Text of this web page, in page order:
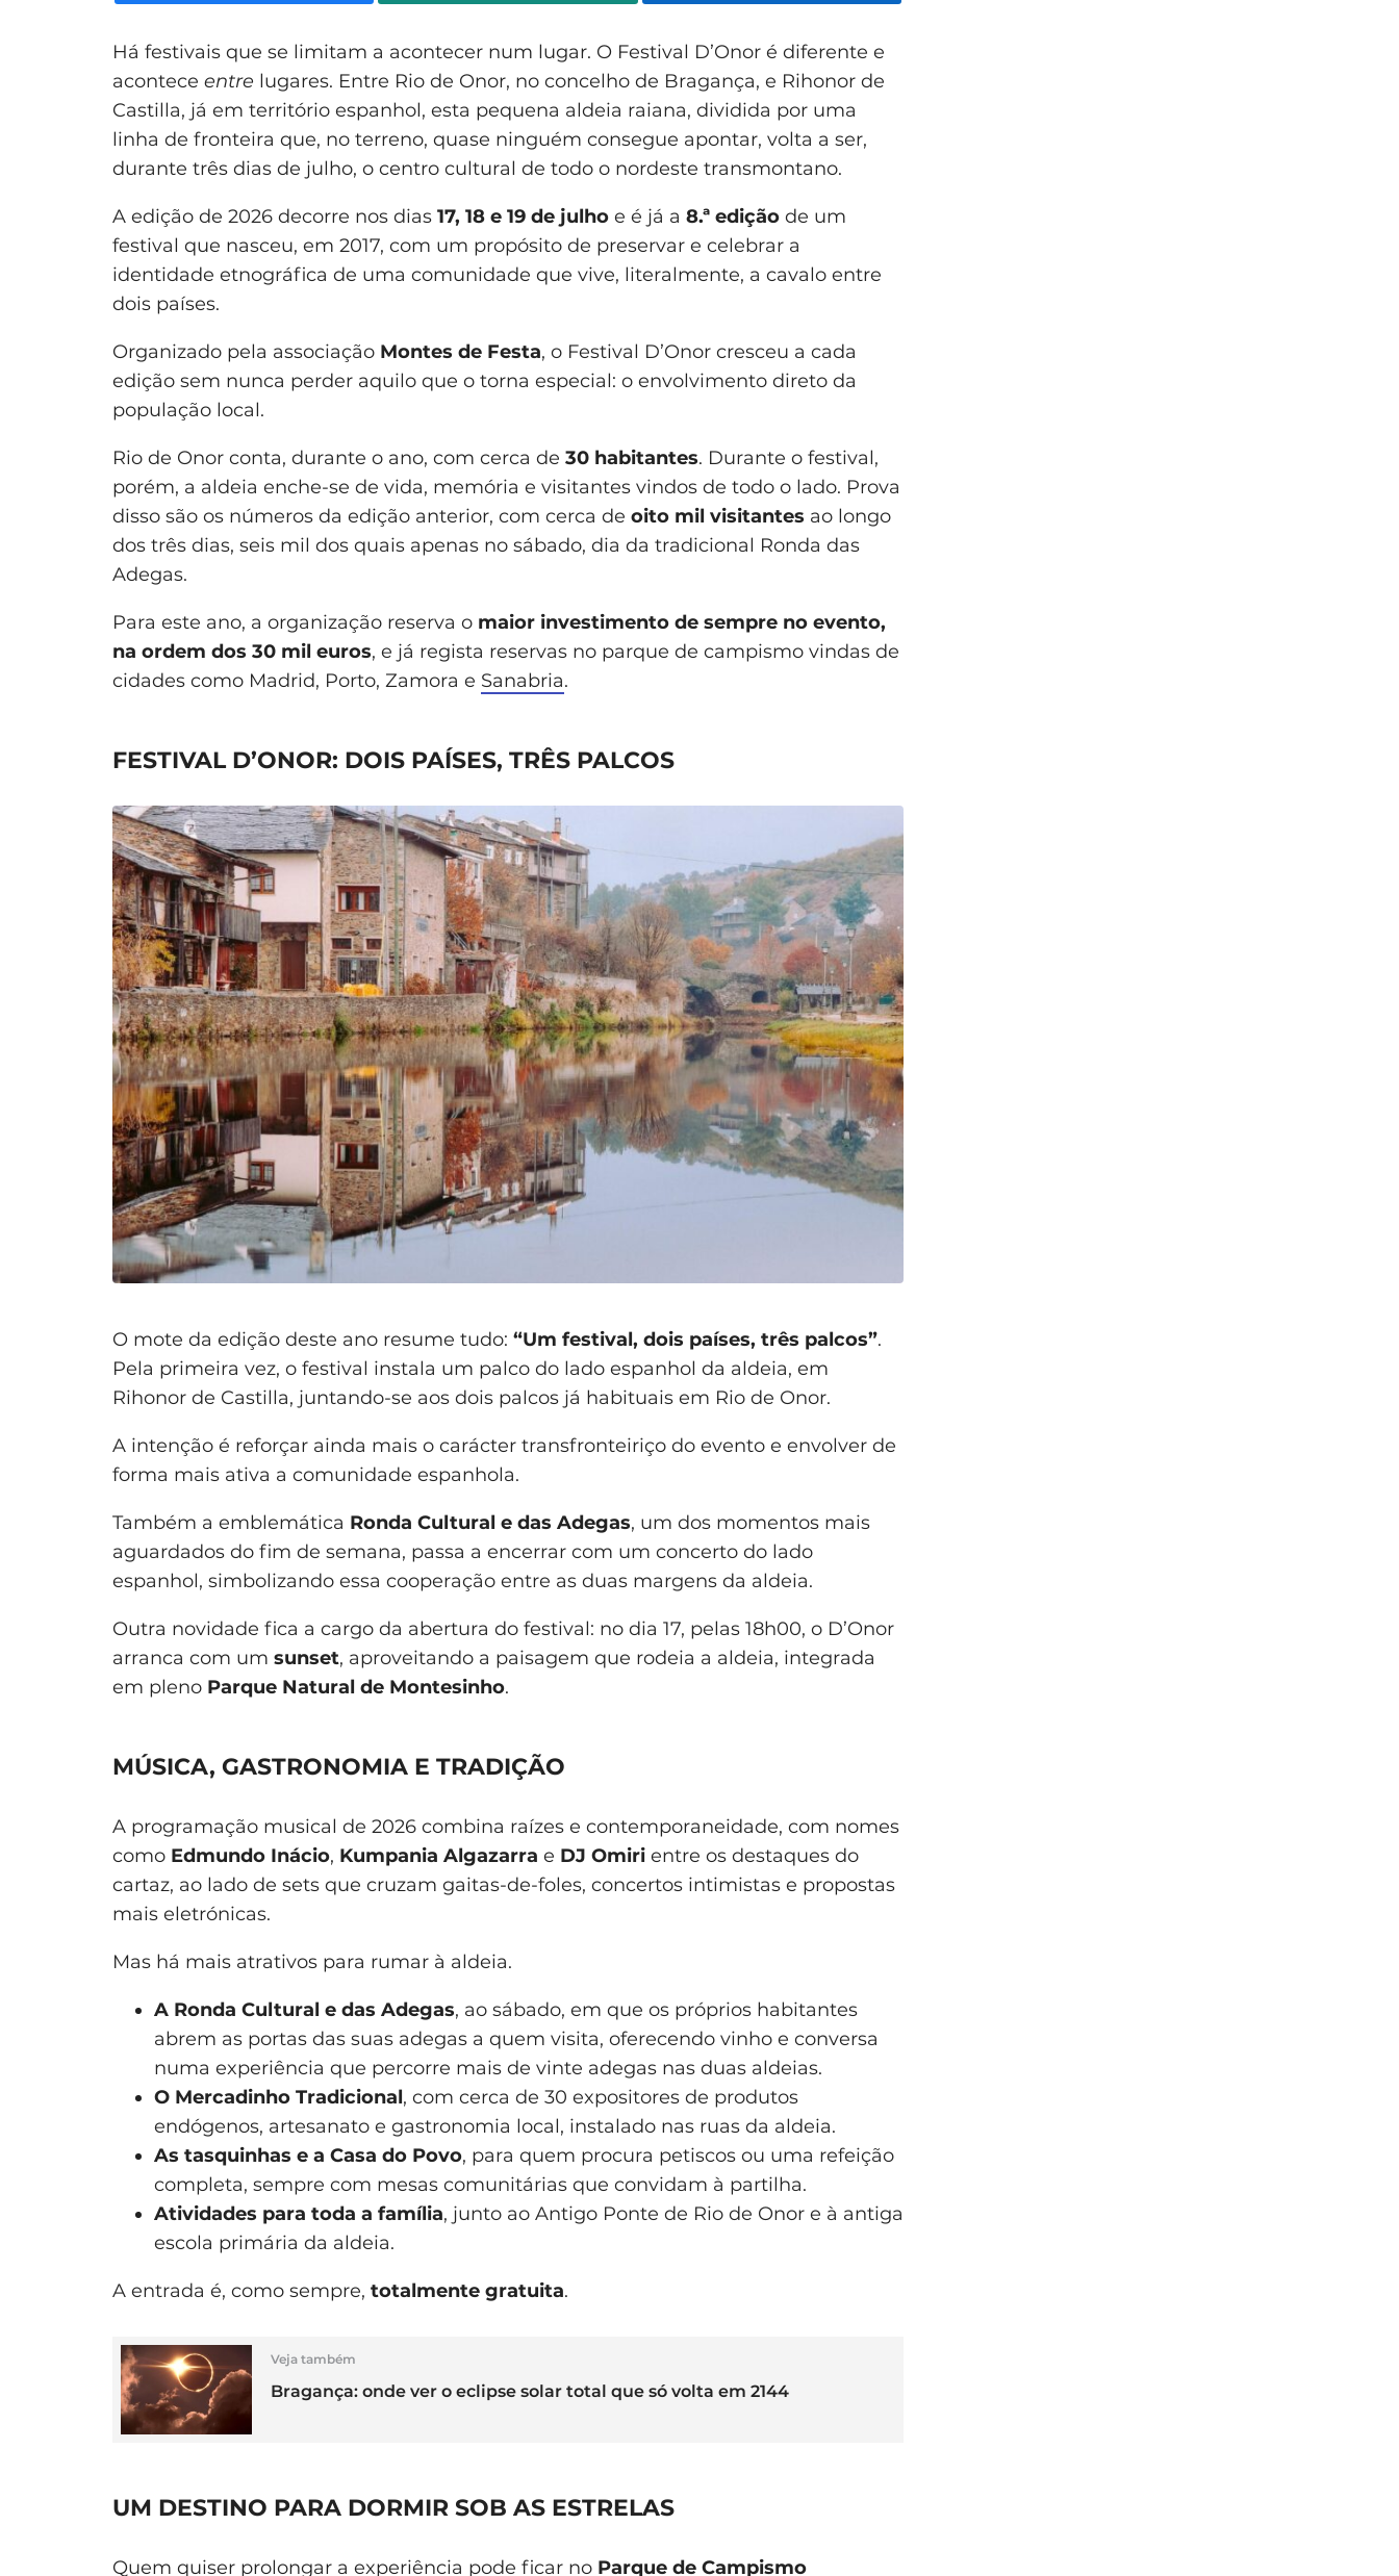
Há festivais que se limitam a acontecer num lugar. O Festival D’Onor é diferente e
acontece entre lugares. Entre Rio de Onor, no concelho de Bragança, e Rihonor de
Castilla, já em território espanhol, esta pequena aldeia raiana, dividida por uma
linha de fronteira que, no terreno, quase ninguém consegue apontar, volta a ser,
durante três dias de julho, o centro cultural de todo o nordeste transmontano.
A edição de 2026 decorre nos dias 17, 18 e 19 de julho e é já a 8.ª edição de um
festival que nasceu, em 2017, com um propósito de preservar e celebrar a
identidade etnográfica de uma comunidade que vive, literalmente, a cavalo entre
dois países.
Organizado pela associação Montes de Festa, o Festival D’Onor cresceu a cada
edição sem nunca perder aquilo que o torna especial: o envolvimento direto da
população local.
Rio de Onor conta, durante o ano, com cerca de 30 habitantes. Durante o festival,
porém, a aldeia enche-se de vida, memória e visitantes vindos de todo o lado. Prova
disso são os números da edição anterior, com cerca de oito mil visitantes ao longo
dos três dias, seis mil dos quais apenas no sábado, dia da tradicional Ronda das
Adegas.
Para este ano, a organização reserva o maior investimento de sempre no evento,
na ordem dos 30 mil euros, e já regista reservas no parque de campismo vindas de
cidades como Madrid, Porto, Zamora e Sanabria.
FESTIVAL D’ONOR: DOIS PAÍSES, TRÊS PALCOS
O mote da edição deste ano resume tudo: “Um festival, dois países, três palcos”.
Pela primeira vez, o festival instala um palco do lado espanhol da aldeia, em
Rihonor de Castilla, juntando-se aos dois palcos já habituais em Rio de Onor.
A intenção é reforçar ainda mais o carácter transfronteiriço do evento e envolver de
forma mais ativa a comunidade espanhola.
Também a emblemática Ronda Cultural e das Adegas, um dos momentos mais
aguardados do fim de semana, passa a encerrar com um concerto do lado
espanhol, simbolizando essa cooperação entre as duas margens da aldeia.
Outra novidade fica a cargo da abertura do festival: no dia 17, pelas 18h00, o D’Onor
arranca com um sunset, aproveitando a paisagem que rodeia a aldeia, integrada
em pleno Parque Natural de Montesinho.
MÚSICA, GASTRONOMIA E TRADIÇÃO
A programação musical de 2026 combina raízes e contemporaneidade, com nomes
como Edmundo Inácio, Kumpania Algazarra e DJ Omiri entre os destaques do
cartaz, ao lado de sets que cruzam gaitas-de-foles, concertos intimistas e propostas
mais eletrónicas.
Mas há mais atrativos para rumar à aldeia.
A Ronda Cultural e das Adegas, ao sábado, em que os próprios habitantes
abrem as portas das suas adegas a quem visita, oferecendo vinho e conversa
numa experiência que percorre mais de vinte adegas nas duas aldeias.
O Mercadinho Tradicional, com cerca de 30 expositores de produtos
endógenos, artesanato e gastronomia local, instalado nas ruas da aldeia.
As tasquinhas e a Casa do Povo, para quem procura petiscos ou uma refeição
completa, sempre com mesas comunitárias que convidam à partilha.
Atividades para toda a família, junto ao Antigo Ponte de Rio de Onor e à antiga
escola primária da aldeia.
A entrada é, como sempre, totalmente gratuita.
Veja também
Bragança: onde ver o eclipse solar total que só volta em 2144
UM DESTINO PARA DORMIR SOB AS ESTRELAS
Quem quiser prolongar a experiência pode ficar no Parque de Campismo